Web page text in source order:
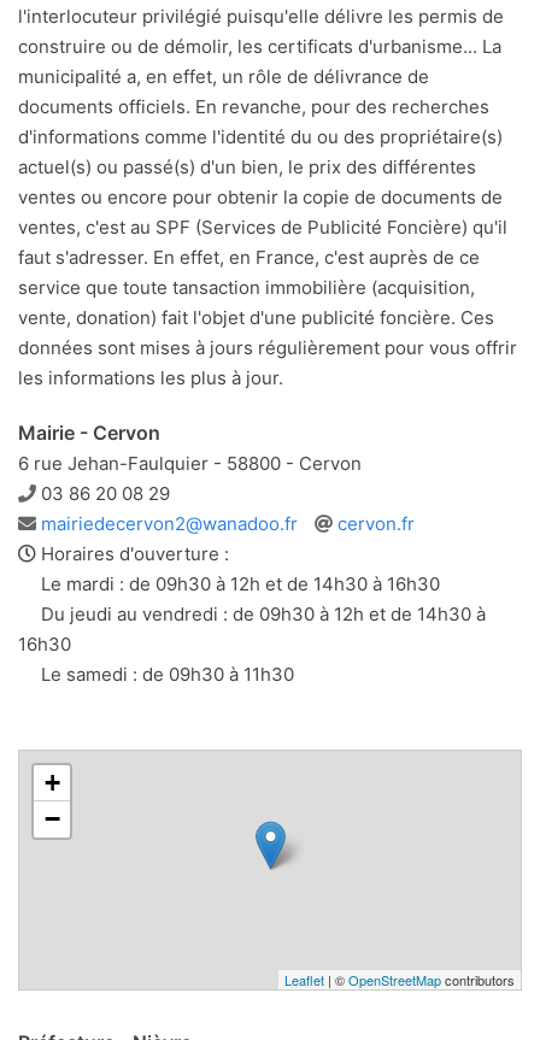
l'interlocuteur privilégié puisqu'elle délivre les permis de
construire ou de démolir, les certificats d'urbanisme... La
municipalité a, en effet, un rôle de délivrance de
documents officiels. En revanche, pour des recherches
d'informations comme l'identité du ou des propriétaire(s)
actuel(s) ou passé(s) d'un bien, le prix des différentes
ventes ou encore pour obtenir la copie de documents de
ventes, c'est au SPF (Services de Publicité Foncière) qu'il
faut s'adresser. En effet, en France, c'est auprès de ce
service que toute tansaction immobilière (acquisition,
vente, donation) fait l'objet d'une publicité foncière. Ces
données sont mises à jours régulièrement pour vous offrir
les informations les plus à jour.
Mairie - Cervon
6 rue Jehan-Faulquier - 58800 - Cervon
Téléphone
03 86 20 08 29
Adresse
e-
mail
mairiedecervon2@wanadoo.fr
Site
cervon.fr
Horaires d'ouverture :
Le mardi : de 09h30 à 12h et de 14h30 à 16h30
Du jeudi au vendredi : de 09h30 à 12h et de 14h30 à
16h30
Le samedi : de 09h30 à 11h30
+
−
Leaflet | ©OpenStreetMapcontributors